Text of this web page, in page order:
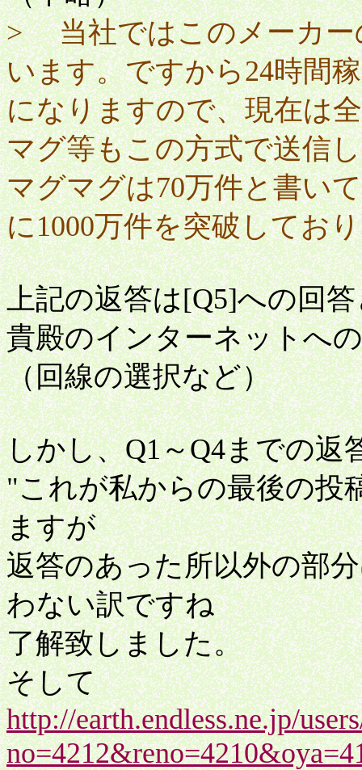
> 当社ではこのメーカー
います。ですから24時間
になりますので、現在は
マグ等もこの方式で送信
マグマグは70万件と書い
に1000万件を突破してお
上記の返答は[Q5]への回
貴殿のインターネットへ
（回線の選択など）
しかし、Q1～Q4までの返
"これが私からの最後の投
ますが
返答のあった所以外の部
わない訳ですね
了解致しました。
そして
http://earth.endless.ne.jp/